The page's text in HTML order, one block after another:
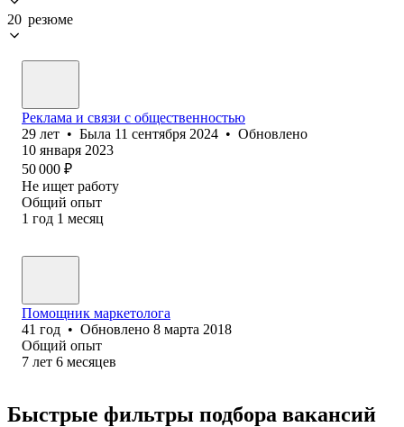
20 резюме
Реклама и связи с общественностью
29 лет • Была 11 сентября 2024 • Обновлено
10 января 2023
50 000 ₽
Не ищет работу
Общий опыт
1 год 1 месяц
Помощник маркетолога
41 год • Обновлено 8 марта 2018
Общий опыт
7 лет 6 месяцев
Быстрые фильтры подбора вакансий